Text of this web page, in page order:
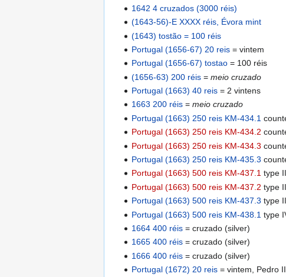
1642 4 cruzados (3000 réis)
(1643-56)-E XXXX réis, Évora mint
(1643) tostão = 100 réis
Portugal (1656-67) 20 reis = vintem
Portugal (1656-67) tostao = 100 réis
(1656-63) 200 réis =meio cruzado
Portugal (1663) 40 reis = 2 vintens
1663 200 réis =meio cruzado
Portugal (1663) 250 reis KM-434.1
Portugal (1663) 250 reis KM-434.2
Portugal (1663) 250 reis KM-434.3
Portugal (1663) 250 reis KM-435.3
Portugal (1663) 500 reis KM-437.1 type
Portugal (1663) 500 reis KM-437.2 type
Portugal (1663) 500 reis KM-437.3 type
Portugal (1663) 500 reis KM-438.1 type
1664 400 réis = cruzado (silver)
1665 400 réis = cruzado (silver)
1666 400 réis = cruzado (silver)
Portugal (1672) 20 reis = vintem, Pedro